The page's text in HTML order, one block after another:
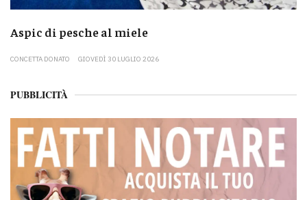
Aspic di pesche al miele
CONCETTA DONATO GIOVEDÌ 30 LUGLIO 2026
PUBBLICITÀ